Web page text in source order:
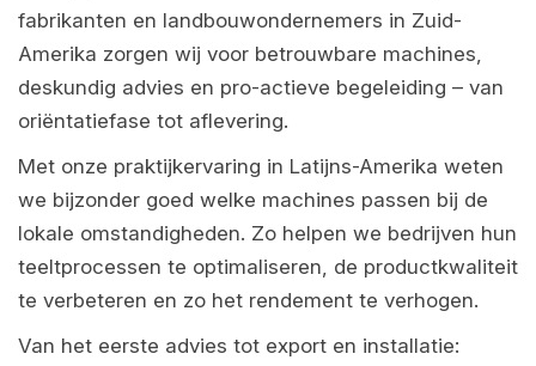
fabrikanten en landbouwondernemers in Zuid-
Amerika zorgen wij voor betrouwbare machines,
deskundig advies en pro-actieve begeleiding – van
oriëntatiefase tot aflevering.
Met onze praktijkervaring in Latijns-Amerika weten
we bijzonder goed welke machines passen bij de
lokale omstandigheden. Zo helpen we bedrijven hun
teeltprocessen te optimaliseren, de productkwaliteit
te verbeteren en zo het rendement te verhogen.
Van het eerste advies tot export en installatie: